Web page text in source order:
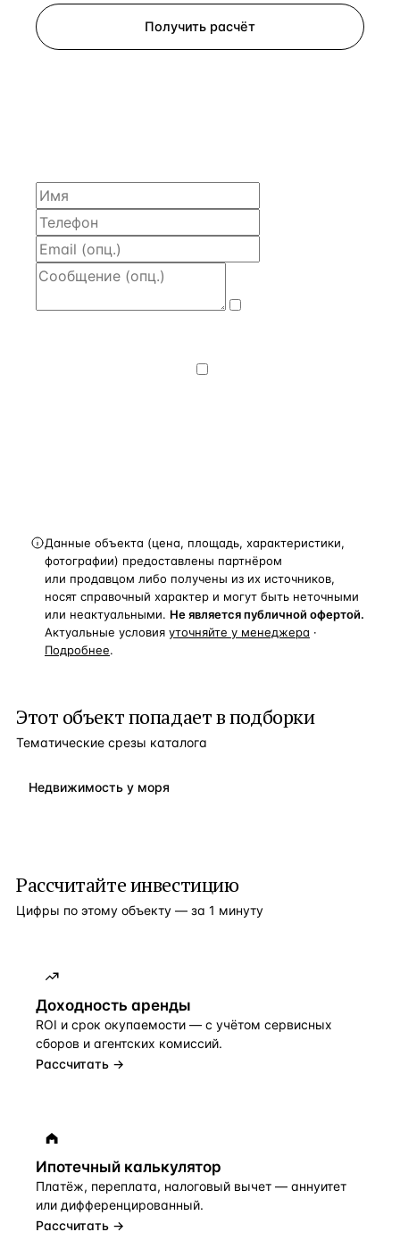
Получить расчёт
Данные объекта (цена, площадь, характеристики,
фотографии) предоставлены партнёром
или продавцом либо получены из их источников,
носят справочный характер и могут быть неточными
или неактуальными. Не является публичной офертой.
Актуальные условия уточняйте у менеджера ·
Подробнее.
Этот объект попадает в подборки
Тематические срезы каталога
Недвижимость у моря
Рассчитайте инвестицию
Цифры по этому объекту — за 1 минуту
Доходность аренды
ROI и срок окупаемости — с учётом сервисных
сборов и агентских комиссий.
Рассчитать →
Ипотечный калькулятор
Платёж, переплата, налоговый вычет — аннуитет
или дифференцированный.
Рассчитать →